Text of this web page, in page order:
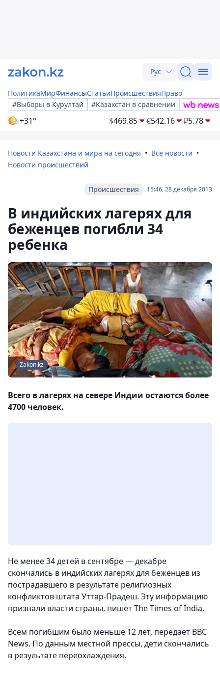
Рус
ПолитикаМирФинансыСтатьиПроисшествияПраво
#Выборы в Курултай
#Казахстан в сравнении
+31° $469.85 €542.16 ₽5.78
Новости Казахстана и мира на сегодня
Все новости
Новости происшествий
15:46, 28 декабря 2013
Происшествия
В индийских лагерях для
беженцев погибли 34
ребенка
Zakon.kz
Всего в лагерях на севере Индии остаются более
4700 человек.
Не менее 34 детей в сентябре — декабре
скончались в индийских лагерях для беженцев из
пострадавшего в результате религиозных
конфликтов штата Уттар-Прадеш. Эту информацию
признали власти страны, пишет The Times of India.
Всем погибшим было меньше 12 лет, передает BBC
News. По данным местной прессы, дети скончались
в результате переохлаждения.